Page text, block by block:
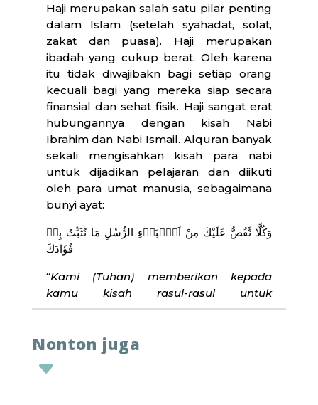
Haji merupakan salah satu pilar penting
dalam Islam (setelah syahadat, solat,
zakat dan puasa). Haji merupakan
ibadah yang cukup berat. Oleh karena
itu tidak diwajibakn bagi setiap orang
kecuali bagi yang mereka siap secara
finansial dan sehat fisik. Haji sangat erat
hubungannya dengan kisah Nabi
Ibrahim dan Nabi Ismail. Alquran banyak
sekali mengisahkan kisah para nabi
untuk dijadikan pelajaran dan diikuti
oleh para umat manusia, sebagaimana
bunyi ayat:
وَكُلًّا نَّقُصُّ عَلَيْكَ مِنْ اَنْۢبَاۤءِ الرُّسُلِ مَا نُثَبِّتُ بِهٖ
فُؤَادَكَ
“Kami (Tuhan) memberikan kepada
kamu kisah rasul-rasul untuk
memantapkan jiwamu,”(QS. Hud: 120).
Muhammad saw., tetapi juga kepada
umat manusia semua. Maksud dari ayat
ini adalah, mendengar cerita dari kisah
Nonton juga
C